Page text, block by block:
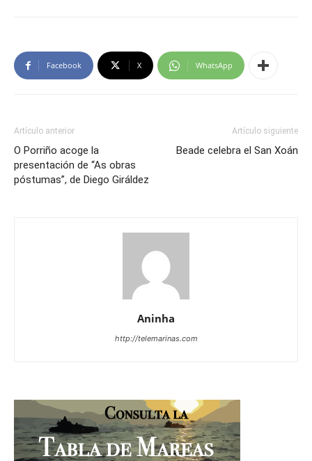
Facebook X WhatsApp
Artículo anterior
O Porriño acoge la
presentación de “As obras
póstumas”, de Diego Giráldez
Artículo siguiente
Beade celebra el San Xoán
Aninha
http://telemarinas.com